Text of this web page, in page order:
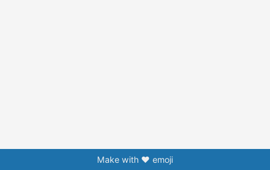
Make with ❤️ emoji